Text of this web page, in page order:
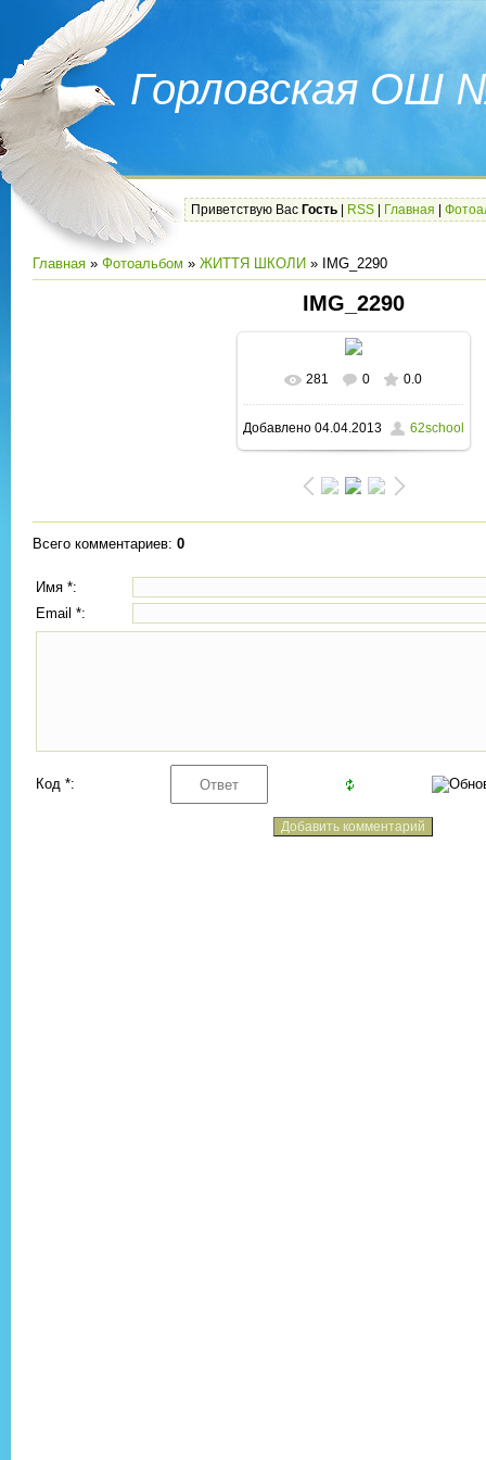
Горловская ОШ
Приветствую Вас Гость RSS Главная
Главная » Фотоальбом » ЖИТТЯ ШКОЛИ » IMG_2290
IMG_2290
В реальном размере
1600x1200/ 453.5Kb
281 0 0.0
Добавлено04.04.2013 62school
Всего комментариев: 0
Имя *:
Email *:
Код *: